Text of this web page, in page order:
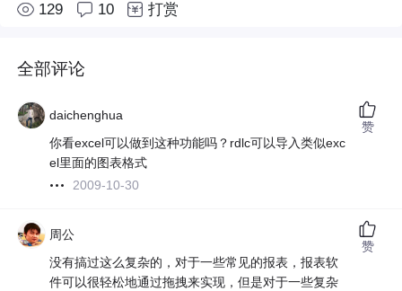
129 10 打赏
全部评论
daichenghua
你看excel可以做到这种功能吗？rdlc可以导入类似exc
el里面的图表格式
2009-10-30
赞
周公
没有搞过这么复杂的，对于一些常见的报表，报表软
件可以很轻松地通过拖拽来实现，但是对于一些复杂
赞